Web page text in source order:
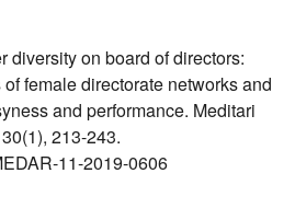
diversity on board of directors:
female directorate networks and
and performance. Meditari
213-243.
11-2019-0606